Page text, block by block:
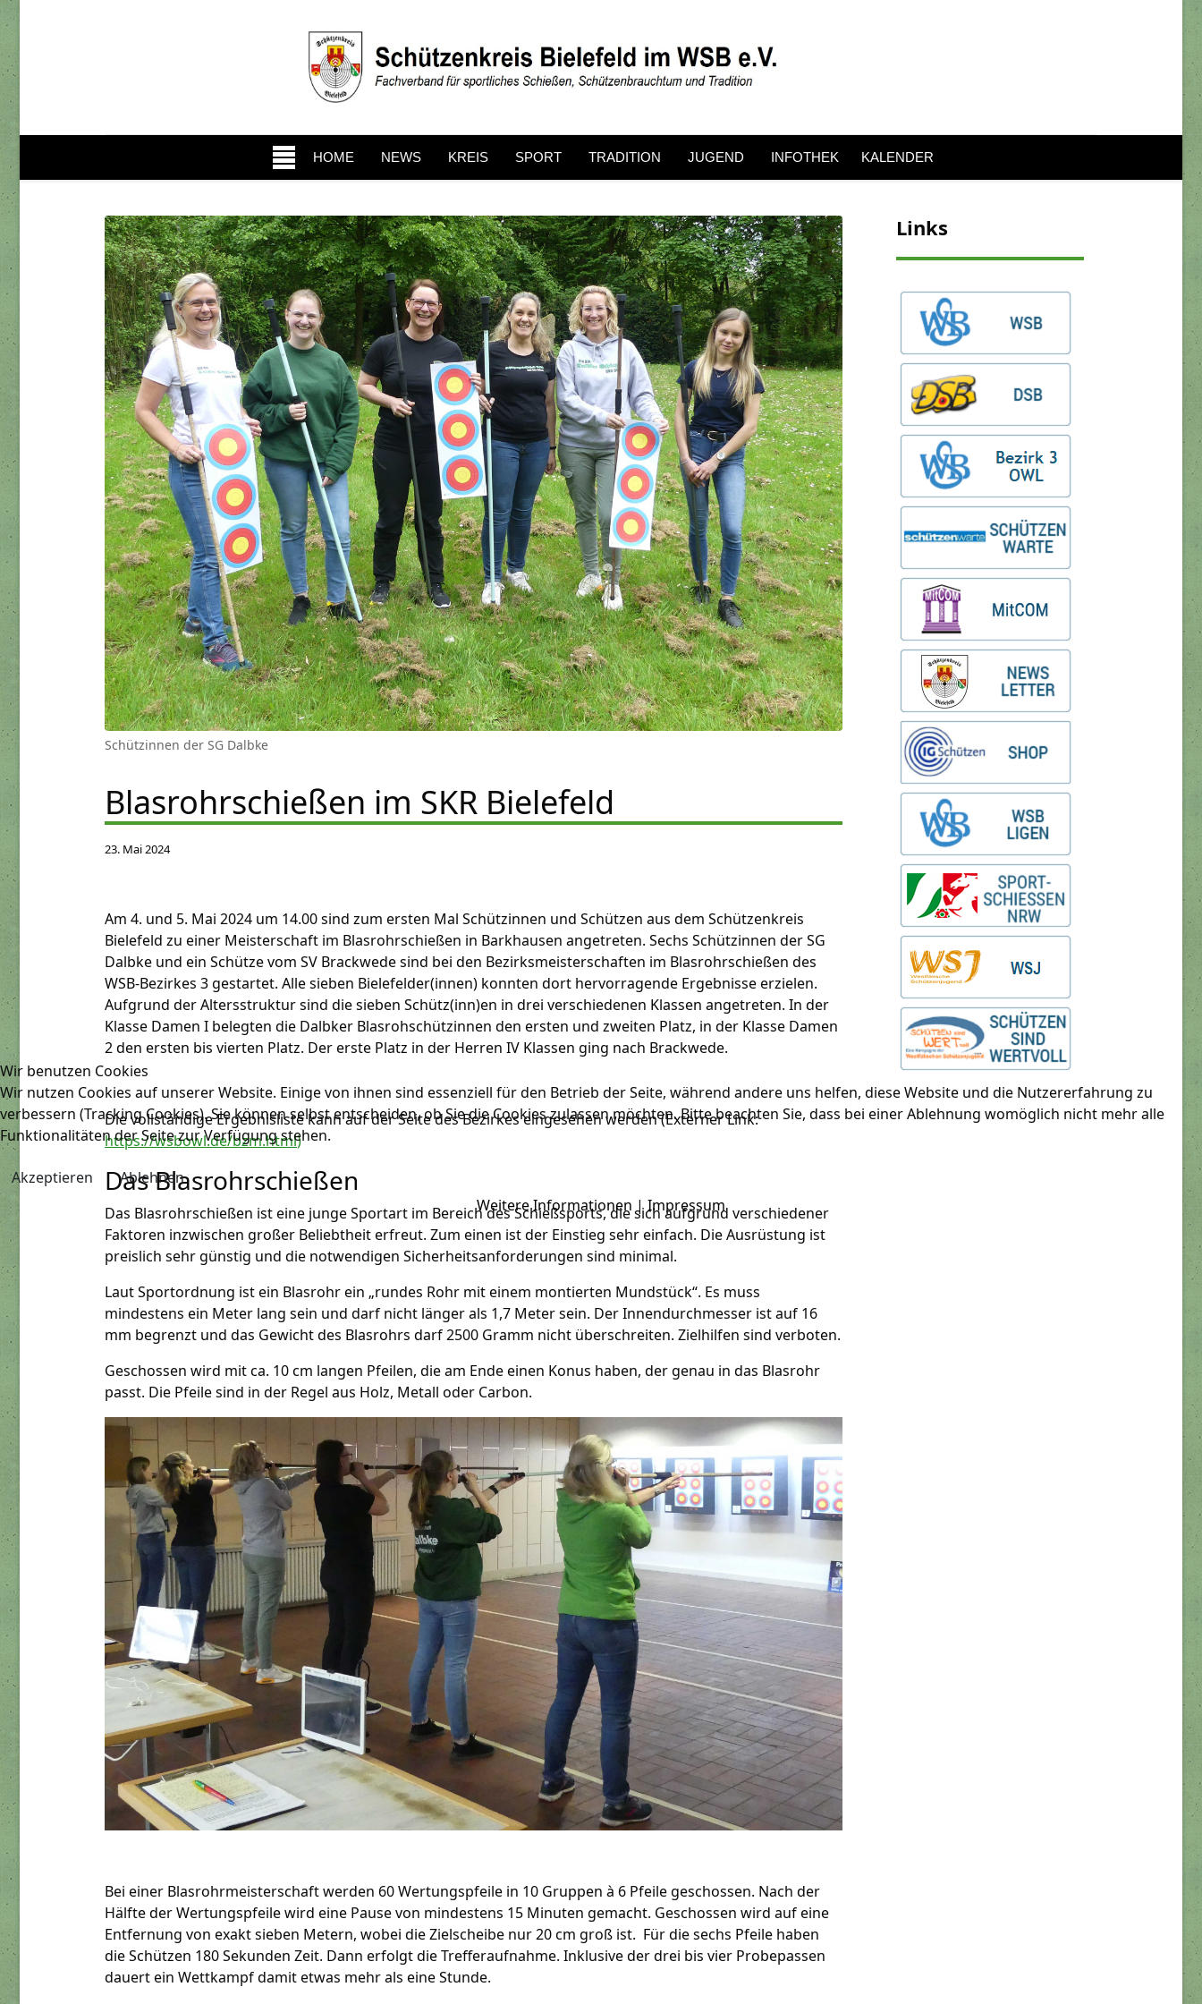
HOME NEWS KREIS SPORT TRADITION JUGEND INFOTHEK KALENDER
Schützinnen der SG Dalbke
Blasrohrschießen im SKR Bielefeld
23. Mai 2024
Am 4. und 5. Mai 2024 um 14.00 sind zum ersten Mal Schützinnen und Schützen aus dem Schützenkreis
Bielefeld zu einer Meisterschaft im Blasrohrschießen in Barkhausen angetreten. Sechs Schützinnen der SG
Dalbke und ein Schütze vom SV Brackwede sind bei den Bezirksmeisterschaften im Blasrohrschießen des
WSB-Bezirkes 3 gestartet. Alle sieben Bielefelder(innen) konnten dort hervorragende Ergebnisse erzielen.
Aufgrund der Altersstruktur sind die sieben Schütz(inn)en in drei verschiedenen Klassen angetreten. In der
Klasse Damen I belegten die Dalbker Blasrohschützinnen den ersten und zweiten Platz, in der Klasse Damen
2 den ersten bis vierten Platz. Der erste Platz in der Herren IV Klassen ging nach Brackwede.
Die vollständige Ergebnisliste kann auf der Seite des Bezirkes eingesehen werden (Externer Link:
https://wsbowl.de/bzm.html)
Das Blasrohrschießen
Das Blasrohrschießen ist eine junge Sportart im Bereich des Schießsports, die sich aufgrund verschiedener
Faktoren inzwischen großer Beliebtheit erfreut. Zum einen ist der Einstieg sehr einfach. Die Ausrüstung ist
preislich sehr günstig und die notwendigen Sicherheitsanforderungen sind minimal.
Laut Sportordnung ist ein Blasrohr ein „rundes Rohr mit einem montierten Mundstück“. Es muss
mindestens ein Meter lang sein und darf nicht länger als 1,7 Meter sein. Der Innendurchmesser ist auf 16
mm begrenzt und das Gewicht des Blasrohrs darf 2500 Gramm nicht überschreiten. Zielhilfen sind verboten.
Geschossen wird mit ca. 10 cm langen Pfeilen, die am Ende einen Konus haben, der genau in das Blasrohr
passt. Die Pfeile sind in der Regel aus Holz, Metall oder Carbon.
Bei einer Blasrohrmeisterschaft werden 60 Wertungspfeile in 10 Gruppen à 6 Pfeile geschossen. Nach der
Hälfte der Wertungspfeile wird eine Pause von mindestens 15 Minuten gemacht. Geschossen wird auf eine
Entfernung von exakt sieben Metern, wobei die Zielscheibe nur 20 cm groß ist. Für die sechs Pfeile haben
die Schützen 180 Sekunden Zeit. Dann erfolgt die Trefferaufnahme. Inklusive der drei bis vier Probepassen
dauert ein Wettkampf damit etwas mehr als eine Stunde.
Links
Wir benutzen Cookies
Wir nutzen Cookies auf unserer Website. Einige von ihnen sind essenziell für den Betrieb der Seite, während andere uns helfen, diese Website und die Nutzererfahrung zu
verbessern (Tracking Cookies). Sie können selbst entscheiden, ob Sie die Cookies zulassen möchten. Bitte beachten Sie, dass bei einer Ablehnung womöglich nicht mehr alle
Funktionalitäten der Seite zur Verfügung stehen.
Akzeptieren
Ablehnen
Weitere Informationen |Impressum